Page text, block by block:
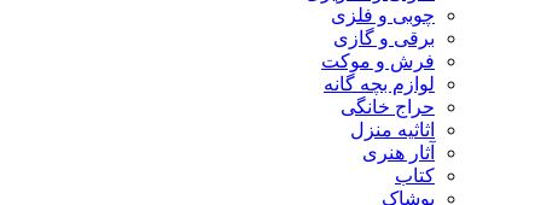
چوبی و فلزی
برقی و گازی
فرش و موکت
لوازم بچه گانه
حراج خانگی
اثاثیه منزل
آثار هنری
کتاب
پوشاک